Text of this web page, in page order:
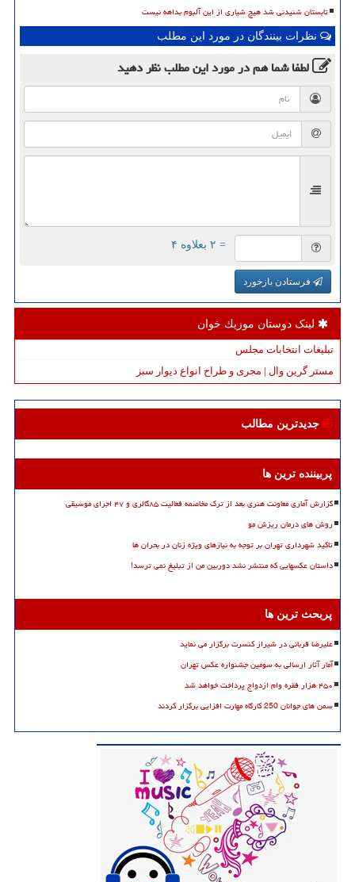
تابستان شنیدنی شد هیچ شیاری از این آلبوم بداهه نیست
نظرات بینندگان در مورد این مطلب
لطفا شما همدر مورد این مطلبنظر دهید
= ۲ بعلاوه ۴
فرستادن بازخورد
لینک دوستان موزیك خوان
تبلیغات انتخابات مجلس
مستر گرین وال | مجری و طراح انواع دیوار سبز
جدیدترین مطالب
پربیننده ترین ها
گزارش آماری معاونت هنری بعد از ترک مخاصمه فعالیت ۸۵گالری و ۴۷ اجرای موسیقی
روش های درمان ریزش مو
تاکید شهرداری تهران بر توجه به نیازهای ویژه زنان در بحران ها
داستان عکسهایی که منتشر نشد دوربین من از تبلیغ نمی ترسد!
پربحث ترین ها
علیرضا قربانی در شیراز کنسرت برگزار می نماید
آمار آثار ارسالی به سومین جشنواره عکس تهران
۴۵۰ هزار فقره وام ازدواج پرداخت خواهد شد
سمن های جوانان 250 کارگاه مهارت افزایی برگزار کردند